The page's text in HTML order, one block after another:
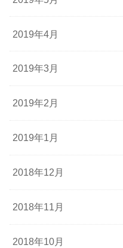
2019年4月
2019年3月
2019年2月
2019年1月
2018年12月
2018年11月
2018年10月